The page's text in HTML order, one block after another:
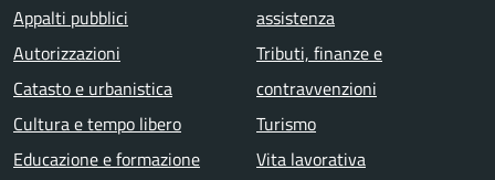
Appalti pubblici
Autorizzazioni
Catasto e urbanistica
Cultura e tempo libero
Educazione e formazione
assistenza
Tributi, finanze e
contravvenzioni
Turismo
Vita lavorativa